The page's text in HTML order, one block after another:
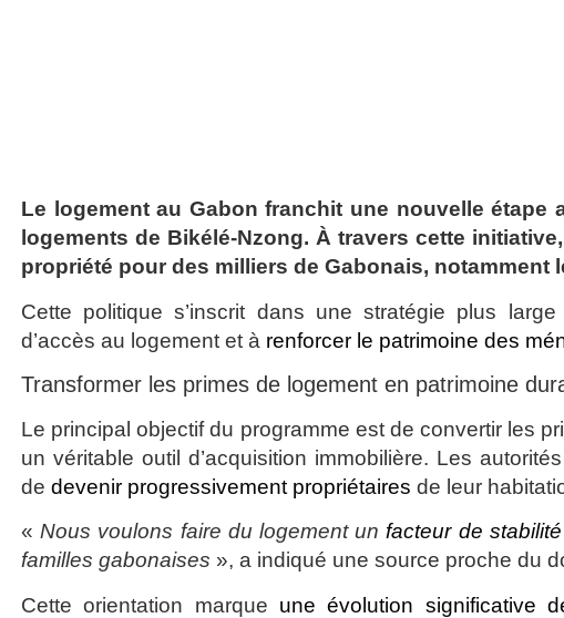
Le logement au Gabon franchit une nouvelle étape
logements de Bikélé-Nzong. À travers cette
propriété pour des milliers de Gabonais, notamment
Cette politique s’inscrit dans une stratégie plus
d’accès au logement et à renforcer le patrimoine des
Transformer les primes de logement en patrimoine
Le principal objectif du programme est de convertir les
un véritable outil d’acquisition immobilière. Les
de devenir progressivement propriétaires de leur
« Nous voulons faire du logement unfacteur de
familles gabonaises », a indiqué une source proche du
Cette orientation marque une évolution significative